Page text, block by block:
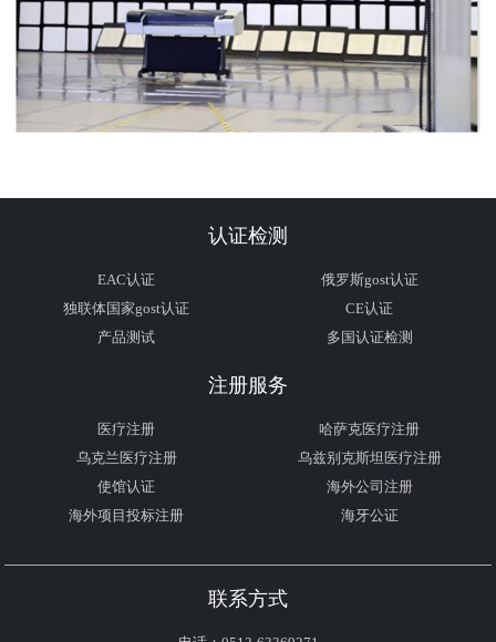
认证检测
EAC认证
俄罗斯gost认证
独联体国家gost认证
CE认证
产品测试
多国认证检测
注册服务
医疗注册
哈萨克医疗注册
乌克兰医疗注册
乌兹别克斯坦医疗注册
使馆认证
海外公司注册
海外项目投标注册
海牙公证
联系方式